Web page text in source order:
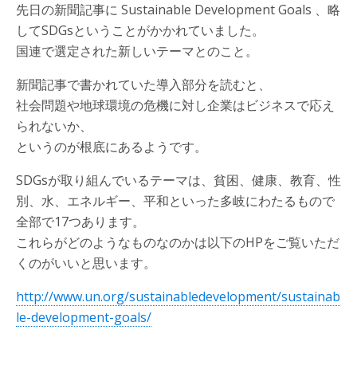
先日の新聞記事に Sustainable Development Goals 、略
してSDGsということがかかれていました。
国連で選定された新しいテーマとのこと。
新聞記事で書かれていた導入部分を読むと、
社会問題や地球環境の危機に対し企業はビジネスで応え
られないか、
というのが根底にあるようです。
SDGsが取り組んでいるテーマは、貧困、健康、教育、性
別、水、エネルギー、平和といった多岐にわたるもので
全部で17つあります。
これらがどのようなものなのかは以下のHPをご覧いただ
くのがいいと思います。
http://www.un.org/sustainabledevelopment/sustainab
le-development-goals/